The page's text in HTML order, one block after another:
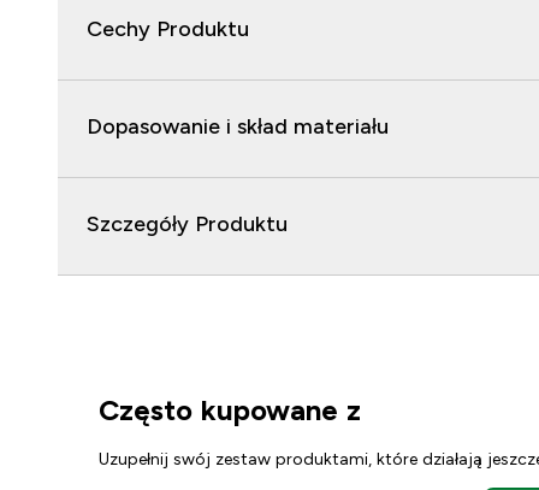
Cechy Produktu
Dopasowanie i skład materiału
Szczegóły Produktu
Często kupowane z
Uzupełnij swój zestaw produktami, które działają